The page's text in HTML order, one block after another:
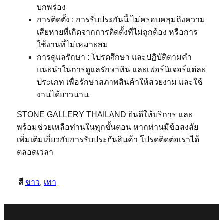
บกพร่อง
การติดตั้ง : การรับประกันนี้ ไม่ครอบคลุมถึงความ
เสียหายที่เกิดจากการติดตั้งที่ไม่ถูกต้อง หรือการ
ใช้งานที่ไม่เหมาะสม
การดูแลรักษา : โปรดศึกษา และปฏิบัติตามคำ
แนะนำในการดูแลรักษาหิน และเฟอร์นิเจอร์แต่ละ
ประเภท เพื่อรักษาสภาพสินค้าให้สวยงาม และใช้
งานได้ยาวนาน
STONE GALLERY THAILAND ยินดีให้บริการ และ
พร้อมช่วยเหลือท่านในทุกขั้นตอน หากท่านมีข้อสงสัย
เพิ่มเติมเกี่ยวกับการรับประกันสินค้า โปรดติดต่อเราได้
ตลอดเวลา
สี ขาว, เทา